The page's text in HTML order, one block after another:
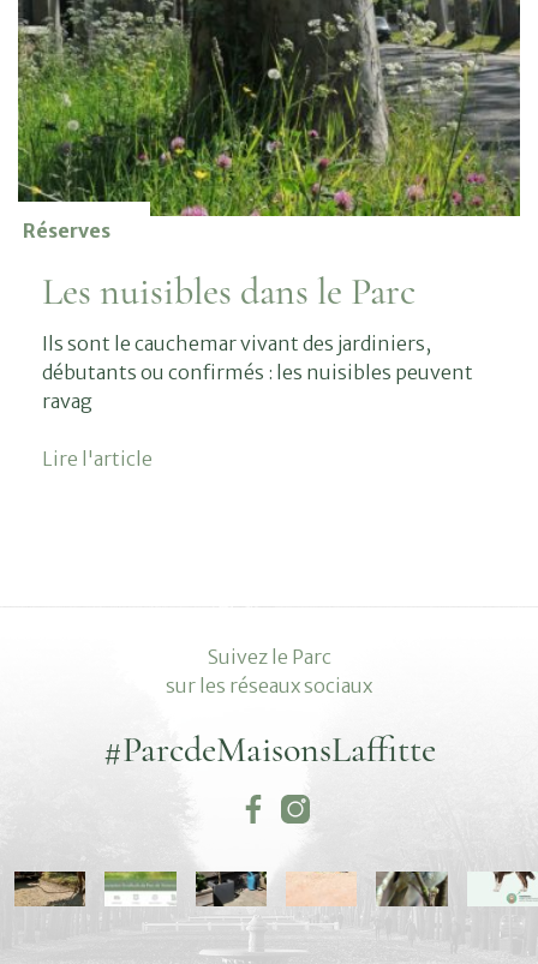
Réserves
Les nuisibles dans le Parc
Ils sont le cauchemar vivant des jardiniers,
débutants ou confirmés : les nuisibles peuvent
ravag
Lire l'article
Suivez le Parc
sur les réseaux sociaux
#ParcdeMaisonsLaffitte